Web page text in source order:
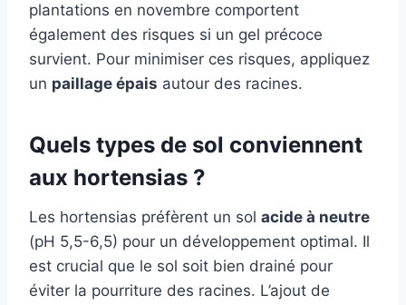
plantations en novembre comportent
également des risques si un gel précoce
survient. Pour minimiser ces risques, appliquez
un paillage épais autour des racines.
Quels types de sol conviennent
aux hortensias ?
Les hortensias préfèrent un sol acide à neutre
(pH 5,5-6,5) pour un développement optimal. Il
est crucial que le sol soit bien drainé pour
éviter la pourriture des racines. L’ajout de